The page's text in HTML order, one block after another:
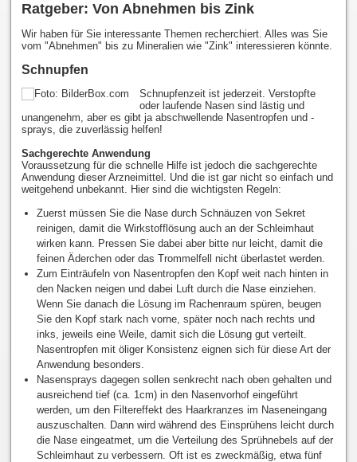
Ratgeber: Von Abnehmen bis Zink
Wir haben für Sie interessante Themen recherchiert. Alles was Sie
vom "Abnehmen" bis zu Mineralien wie "Zink" interessieren könnte.
Schnupfen
Schnupfenzeit ist jederzeit. Verstopfte
oder laufende Nasen sind lästig und
unangenehm, aber es gibt ja abschwellende Nasentropfen und -
sprays, die zuverlässig helfen!
Sachgerechte Anwendung
Voraussetzung für die schnelle Hilfe ist jedoch die sachgerechte
Anwendung dieser Arzneimittel. Und die ist gar nicht so einfach und
weitgehend unbekannt. Hier sind die wichtigsten Regeln:
Zuerst müssen Sie die Nase durch Schnäuzen von Sekret
reinigen, damit die Wirkstofflösung auch an der Schleimhaut
wirken kann. Pressen Sie dabei aber bitte nur leicht, damit die
feinen Äderchen oder das Trommelfell nicht überlastet werden.
Zum Einträufeln von Nasentropfen den Kopf weit nach hinten in
den Nacken neigen und dabei Luft durch die Nase einziehen.
Wenn Sie danach die Lösung im Rachenraum spüren, beugen
Sie den Kopf stark nach vorne, später noch nach rechts und
inks, jeweils eine Weile, damit sich die Lösung gut verteilt.
Nasentropfen mit öliger Konsistenz eignen sich für diese Art der
Anwendung besonders.
Nasensprays dagegen sollen senkrecht nach oben gehalten und
ausreichend tief (ca. 1cm) in den Nasenvorhof eingeführt
werden, um den Filtereffekt des Haarkranzes im Naseneingang
auszuschalten. Dann wird während des Einsprühens leicht durch
die Nase eingeatmet, um die Verteilung des Sprühnebels auf der
Schleimhaut zu verbessern. Oft ist es zweckmäßig, etwa fünf